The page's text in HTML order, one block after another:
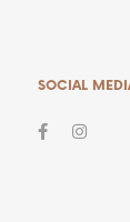
SOCIAL